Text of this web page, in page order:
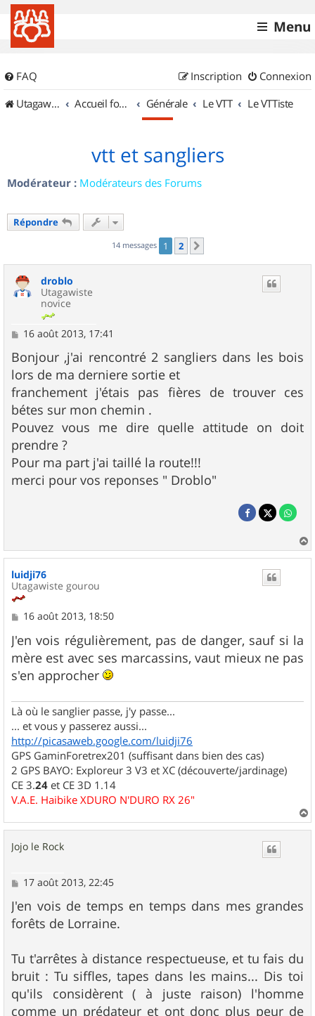
Menu
FAQ Connexion
Inscription
UtagawaVTT (Randos VTT et VTTAE avec traces GPS)
Accueil forum Générale Le VTT Le VTTiste
vtt et sangliers
Modérateur : Modérateurs des Forums
Répondre
14 messages 1 2
droblo
Utagawiste
novice
M
s
s
a
g
e
16 août 2013, 17:41
Bonjour ,j'ai rencontré 2 sangliers dans les bois
lors de ma derniere sortie et
franchement j'étais pas fières de trouver ces
bétes sur mon chemin .
Pouvez vous me dire quelle attitude on doit
prendre ?
Pour ma part j'ai taillé la route!!!
merci pour vos reponses " Droblo"
a
luidji76
Utagawiste gourou
M
s
s
a
g
e
16 août 2013, 18:50
J'en vois régulièrement, pas de danger, sauf si la
mère est avec ses marcassins, vaut mieux ne pas
s'en approcher
Là où le sanglier passe, j'y passe...
... et vous y passerez aussi...
http://picasaweb.google.com/luidji76
GPS GaminForetrex201 (suffisant dans bien des cas)
2 GPS BAYO: Exploreur 3 V3 et XC (découverte/jardinage)
CE 3.24 et CE 3D 1.14
V.A.E. Haibike XDURO N'DURO RX 26"
a
Jojo le Rock
M
s
s
a
17 août 2013, 22:45
J'en vois de temps en temps dans mes grandes
forêts de Lorraine.
Tu t'arrêtes à distance respectueuse, et tu fais du
bruit : Tu siffles, tapes dans les mains... Dis toi
qu'ils considèrent ( à juste raison) l'homme
comme un prédateur et ont donc plus peur de